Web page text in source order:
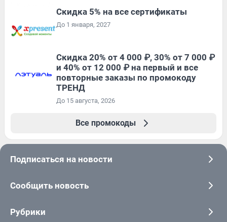
Скидка 5% на все сертификаты
До 1 января, 2027
Скидка 20% от 4 000 ₽, 30% от 7 000 ₽
и 40% от 12 000 ₽ на первый и все
повторные заказы по промокоду
ТРЕНД
До 15 августа, 2026
Все промокоды
Подписаться на новости
Сообщить новость
Рубрики